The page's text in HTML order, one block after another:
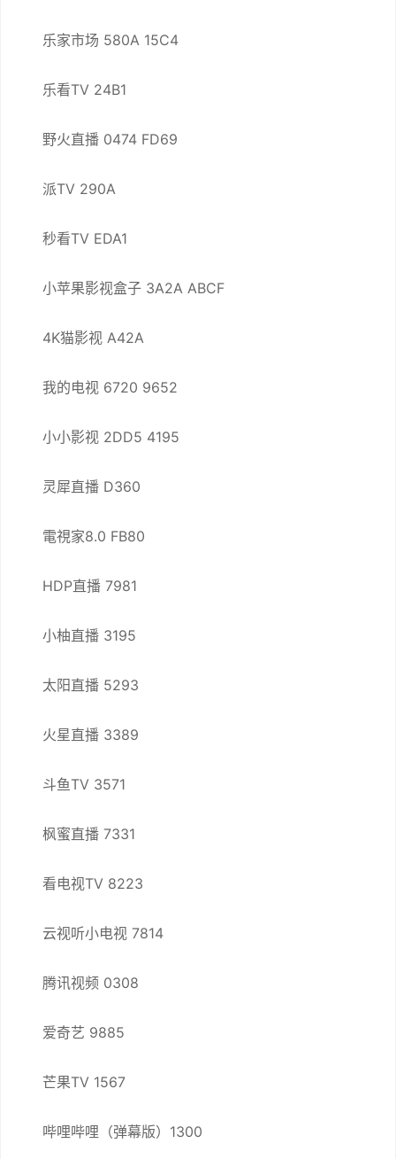
乐家市场 580A 15C4
乐看TV 24B1
野火直播 0474 FD69
派TV 290A
秒看TV EDA1
小苹果影视盒子 3A2A ABCF
4K猫影视 A42A
我的电视 6720 9652
小小影视 2DD5 4195
灵犀直播 D360
電視家8.0 FB80
HDP直播 7981
小柚直播 3195
太阳直播 5293
火星直播 3389
斗鱼TV 3571
枫蜜直播 7331
看电视TV 8223
云视听小电视 7814
腾讯视频 0308
爱奇艺 9885
芒果TV 1567
哔哩哔哩（弹幕版）1300